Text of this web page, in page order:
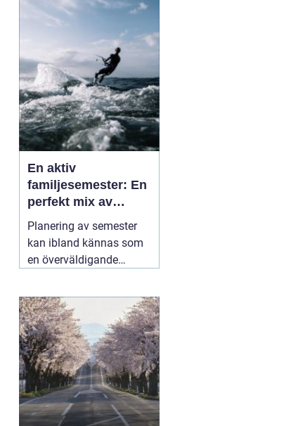
skönhet, kulturella
En aktiv
familjesemester: En
perfekt mix av
äventyr och
återhämtning
Planering av semester
kan ibland kännas som
en överväldigande
strävar efter att
tillfredsställa alla
familjemedlemmars
önskemål. En05 juli
2025